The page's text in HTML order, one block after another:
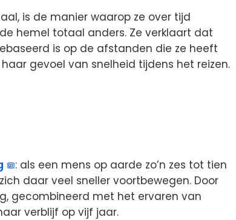
is de manier waarop ze over tijd
hemel totaal anders. Ze verklaart dat
is op de afstanden die ze heeft
gevoel van snelheid tijdens het reizen.
: als een mens op aarde zo’n zes tot tien
daar veel sneller voortbewegen. Door
gecombineerd met het ervaren van
verblijf op vijf jaar.